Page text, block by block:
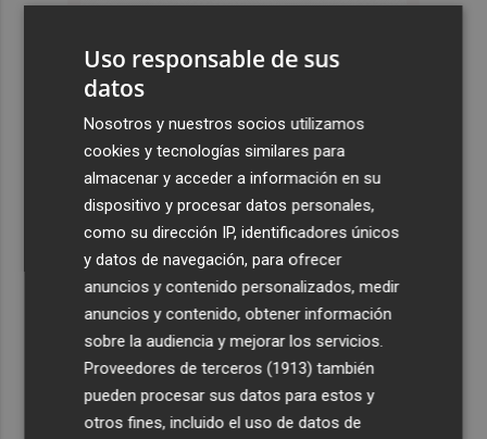
La Diputación reduce en más de dos meses el tiempo
previsto de corte de la CV-560 por las obras del puente
de Càrcer
Roig Arena estrena un festival de house de más de 10
horas con Folamour, Dan Shake o The Basement
Italia rechaza el ultimátum de España y no reevaluará la
suspensión de Schengen hasta el 15 de agosto
Leire Díez niega que su "investigación" buscara
"desestabilizar" ninguna causa "que afectara a los
intereses del PSOE"
Uso responsable de sus
datos
Nosotros y nuestros socios utilizamos
cookies y tecnologías similares para
almacenar y acceder a información en su
dispositivo y procesar datos personales,
como su dirección IP, identificadores únicos
y datos de navegación, para ofrecer
anuncios y contenido personalizados, medir
anuncios y contenido, obtener información
sobre la audiencia y mejorar los servicios.
Proveedores de terceros (1913) también
pueden procesar sus datos para estos y
otros fines, incluido el uso de datos de